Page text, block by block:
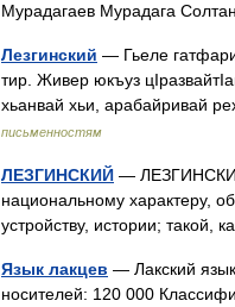
Мурадагаев Мурадага
Лезгинский — Гьеле
тир. Живер юкъуз
хьанвай хьи, арабайривай
письменностям
ЛЕЗГИНСКИЙ —
национальному характеру,
устройству, истории; такой,
Язык лакцев — Лакский
носителей: 120 000